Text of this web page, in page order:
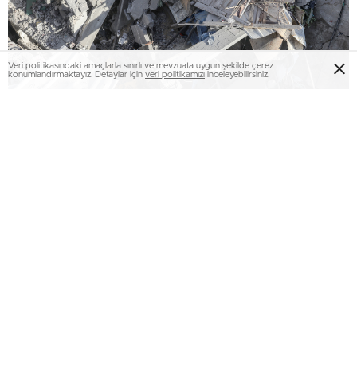
Veri politikasındaki amaçlarla sınırlı ve mevzuata uygun şekilde çerez
konumlandırmaktayız. Detaylar için veri politikamızı inceleyebilirsiniz.